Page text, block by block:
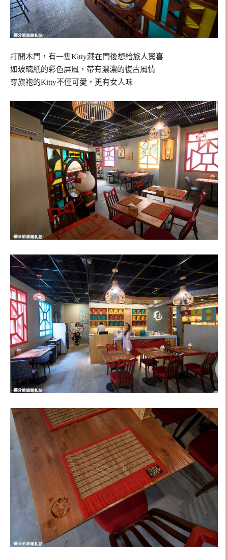
打開木門，有一隻Kitty藏在門後想給旅人驚喜
如玻璃紙的彩色屏風，帶有濃濃的復古風情
穿旗袍的Kitty不僅可愛，更有女人味